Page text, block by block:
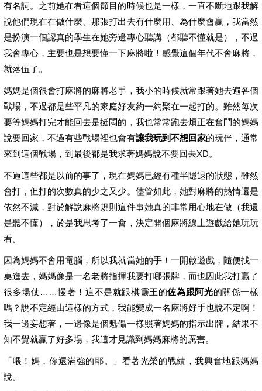
有名詞。之前她在看這個節目的時候也是一樣，一直不斷地跟我解
說他們現在在做什麼、那張打出去有什麼用、為什麼會贏，我當然
是扮演一個認真的學生在她旁邊專心聽講（都聽不懂就是），不過
我會專心，主要也是想要懂一下麻將啦！感覺這個年代不會麻將，
就落伍了。
媽媽是個很會打麻將的麻將老手，我小的時候就常跟著她去遍各個
戰場，不過都是些平凡的家庭好友約一約聚在一起打的。雖然每次
要等媽媽打完才能回去是挺悶的，我也常常跑去煩正在奮鬥的媽媽
說要回家，不過有些戰場裡也會有讓我玩到不想回家的玩伴，通常
來到這個戰場，到最後都是我求著媽媽說不要回去XD。
不過這些都是以前的事了，現在媽媽已經有種半隱退的狀態，雖然
會打，但打的次數真的少之又少。儘管如此，她對麻將的熱情還是
依然不減，對於解說麻將規則這件事她真的非常用心地在做（我還
是聽不懂），於是我思考了一會，決定開個麻將線上遊戲給她玩玩
看。
因為媽媽不會用電腦，所以我就當她的手！一開啟遊戲，隨便找一
桌進去，媽媽像是一名老將指揮我要打哪張牌，而也因此我打贏了
很多場仗……慢著！這不是就跟棋靈王的佐為跟阿光的關係一樣
嗎？說不定經由這樣的方式，我能變成一名麻將好手也說不定啊！
我一邊妄想著，一邊像是個魁儡一樣照著媽媽的指示出牌，結果不
知不覺就贏了好多場，我這才見識到媽媽麻將的厲害。
「喂！媽，你還滿強的耶。」看著光榮的戰績，我興奮地跟媽媽
說。